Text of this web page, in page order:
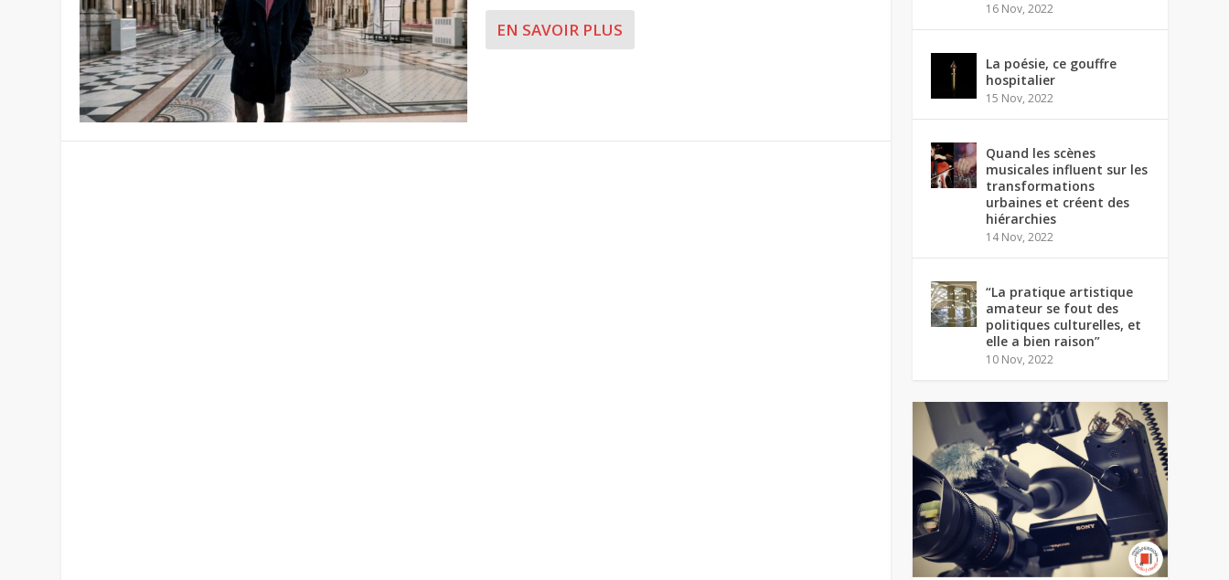
EN SAVOIR PLUS
16 Nov, 2022
La poésie, ce gouffre
hospitalier
15 Nov, 2022
Quand les scènes
musicales influent sur les
transformations
urbaines et créent des
hiérarchies
14 Nov, 2022
“La pratique artistique
amateur se fout des
politiques culturelles, et
elle a bien raison”
10 Nov, 2022